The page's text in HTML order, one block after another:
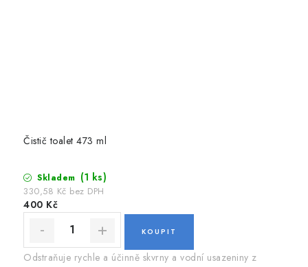
Čistič toalet 473 ml
Skladem (1 ks)
330,58 Kč bez DPH
400 Kč
Odstraňuje rychle a účinně skvrny a vodní usazeniny z